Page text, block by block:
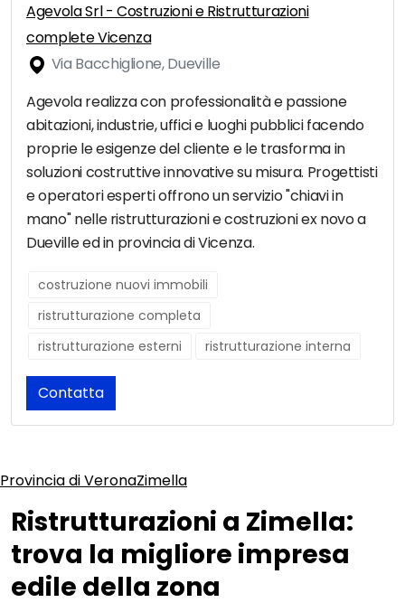
Agevola Srl - Costruzioni e Ristrutturazioni
complete Vicenza
Via Bacchiglione, Dueville
Agevola realizza con professionalità e passione
abitazioni, industrie, uffici e luoghi pubblici facendo
proprie le esigenze del cliente e le trasforma in
soluzioni costruttive innovative su misura. Progettisti
e operatori esperti offrono un servizio "chiavi in
mano" nelle ristrutturazioni e costruzioni ex novo a
Dueville ed in provincia di Vicenza.
costruzione nuovi immobili
ristrutturazione completa
ristrutturazione esterni
ristrutturazione interna
Contatta
Provincia di VeronaZimella
Ristrutturazioni a Zimella:
trova la migliore impresa
edile della zona